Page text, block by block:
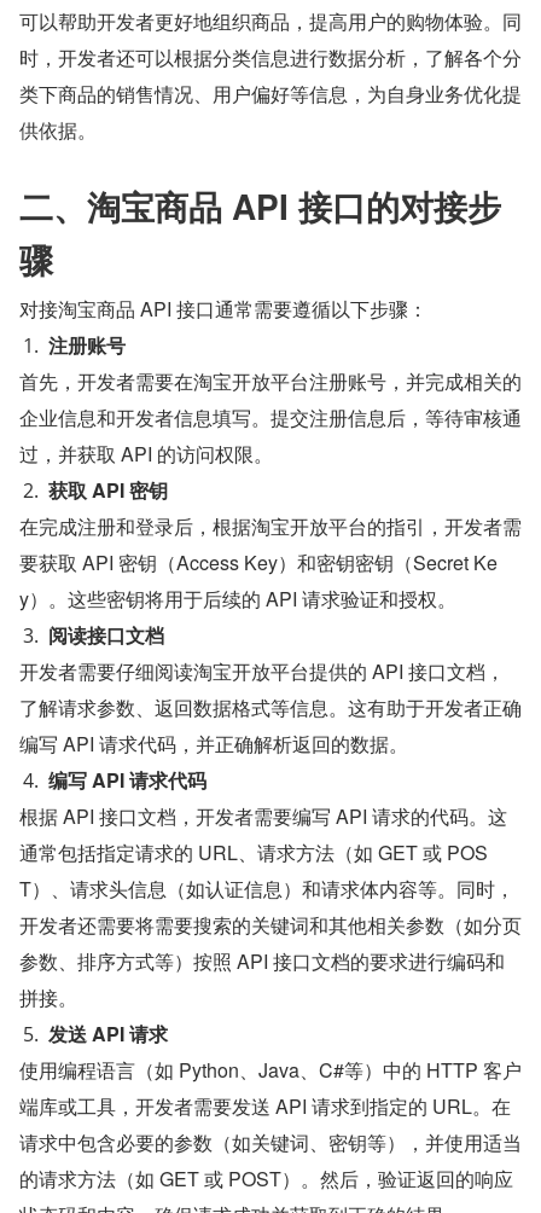
可以帮助开发者更好地组织商品，提高用户的购物体验。同
时，开发者还可以根据分类信息进行数据分析，了解各个分
类下商品的销售情况、用户偏好等信息，为自身业务优化提
供依据。
二、淘宝商品 API 接口的对接步
骤
对接淘宝商品 API 接口通常需要遵循以下步骤：
注册账号
首先，开发者需要在淘宝开放平台注册账号，并完成相关的
企业信息和开发者信息填写。提交注册信息后，等待审核通
过，并获取 API 的访问权限。
获取 API 密钥
在完成注册和登录后，根据淘宝开放平台的指引，开发者需
要获取 API 密钥（Access Key）和密钥密钥（Secret Ke
y）。这些密钥将用于后续的 API 请求验证和授权。
阅读接口文档
开发者需要仔细阅读淘宝开放平台提供的 API 接口文档，
了解请求参数、返回数据格式等信息。这有助于开发者正确
编写 API 请求代码，并正确解析返回的数据。
编写 API 请求代码
根据 API 接口文档，开发者需要编写 API 请求的代码。这
通常包括指定请求的 URL、请求方法（如 GET 或 POS
T）、请求头信息（如认证信息）和请求体内容等。同时，
开发者还需要将需要搜索的关键词和其他相关参数（如分页
参数、排序方式等）按照 API 接口文档的要求进行编码和
拼接。
发送 API 请求
使用编程语言（如 Python、Java、C#等）中的 HTTP 客户
端库或工具，开发者需要发送 API 请求到指定的 URL。在
请求中包含必要的参数（如关键词、密钥等），并使用适当
的请求方法（如 GET 或 POST）。然后，验证返回的响应